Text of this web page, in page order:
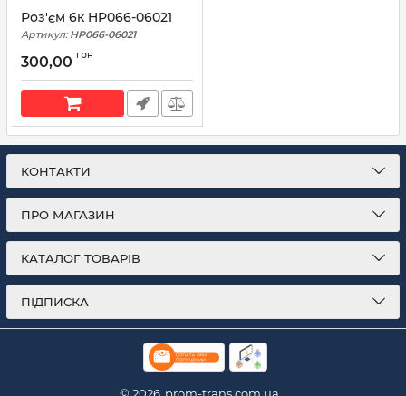
Роз'єм 6к HP066-06021
Артикул: HP066-06021
300,00 грн
КОНТАКТИ
ПРО МАГАЗИН
КАТАЛОГ ТОВАРІВ
ПІДПИСКА